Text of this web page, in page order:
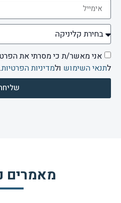
אני מאשר/ת כי מסרתי את
לתנאי השימוש ולמדיניות הפרטיות.
מאמרים